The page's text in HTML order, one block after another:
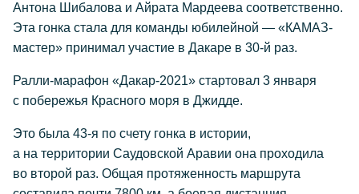
Антона Шибалова и Айрата Мардеева соответственно.
Эта гонка стала для команды юбилейной — «КАМАЗ-
мастер» принимал участие в Дакаре в 30-й раз.
Ралли-марафон «Дакар-2021» стартовал 3 января
с побережья Красного моря в Джидде.
Это была 43-я по счету гонка в истории,
а на территории Саудовской Аравии она проходила
во второй раз. Общая протяженность маршрута